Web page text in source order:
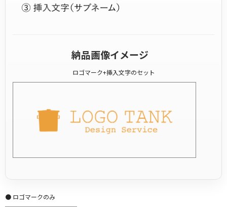
納品画像イメージ
ロゴマーク+挿入文字のセット
● ロゴマークのみ